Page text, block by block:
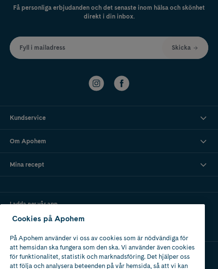
Få personliga erbjudanden och det senaste inom hälsa och skönhet
direkt i din inbox.
Fyll i mailadress Skicka
Kundservice
Om Apohem
Mina recept
Ladda ner vår app
Apotek med tillstånd
Cookies på Apohem
På Apohem använder vi oss av cookies som är nödvändiga för
att hemsidan ska fungera som den ska. Vi använder även cookies
för funktionalitet, statistik och marknadsföring. Det hjälper oss
att följa och analysera beteenden på vår hemsida, så att vi kan